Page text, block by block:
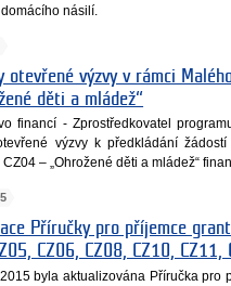
násilí.
otevřené výzvy v rámci
děti a mládež“
financí - Zprostředkovatel
výzvy k předkládání
CZ04 – „Ohrožené děti a mládež“
Příručky pro příjemce
CZ06, CZ08, CZ10, CZ11,
byla aktualizována Příručka pro